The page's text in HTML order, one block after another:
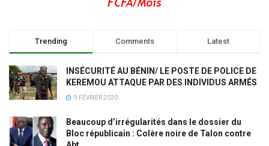
Trending Comments Latest
INSÉCURITÉ AU BÉNIN/ LE POSTE DE POLICE DE
KEREMOU ATTAQUE PAR DES INDIVIDUS ARMÉS
9 FÉVRIER 2020
Beaucoup d’irrégularités dans le dossier du
Bloc républicain : Colère noire de Talon contre